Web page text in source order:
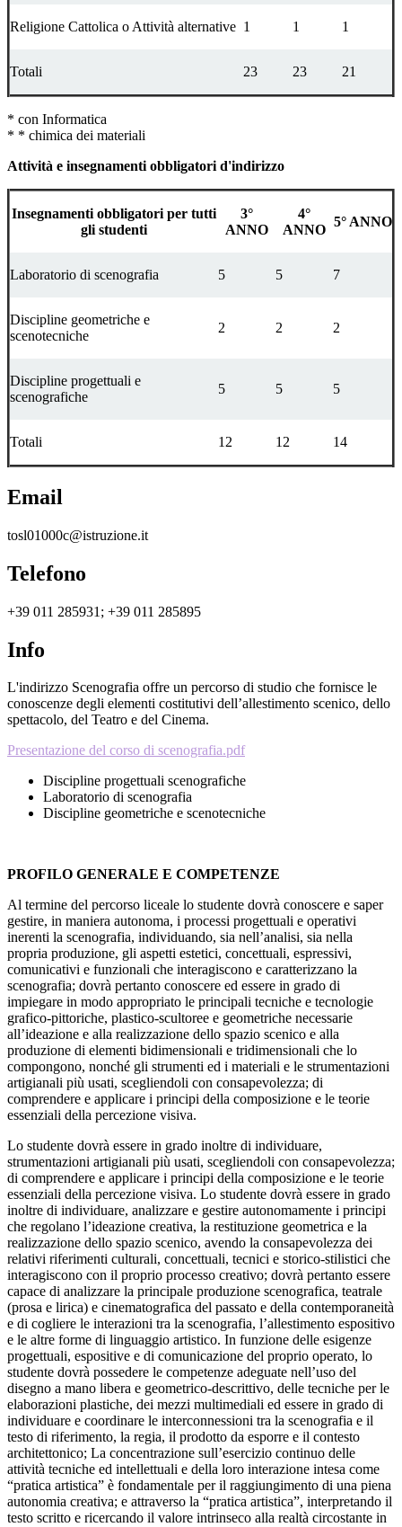
Religione Cattolica o Attività alternative 1 1 1
Totali 23 23 21
* con Informatica
* * chimica dei materiali
Attività e insegnamenti obbligatori d'indirizzo
Insegnamenti obbligatori per tutti
gli studenti
3°
ANNO
4°
ANNO
5° ANNO
Laboratorio di scenografia 5 5 7
Discipline geometriche e
scenotecniche
2 2 2
Discipline progettuali e
scenografiche
5 5 5
Totali 12 12 14
Email
tosl01000c@istruzione.it
Telefono
+39 011 285931; +39 011 285895
Info
L'indirizzo Scenografia offre un percorso di studio che fornisce le
conoscenze degli elementi costitutivi dell’allestimento scenico, dello
spettacolo, del Teatro e del Cinema.
Presentazione del corso di scenografia.pdf
Discipline progettuali scenografiche
Laboratorio di scenografia
Discipline geometriche e scenotecniche
PROFILO GENERALE E COMPETENZE
Al termine del percorso liceale lo studente dovrà conoscere e saper
gestire, in maniera autonoma, i processi progettuali e operativi
inerenti la scenografia, individuando, sia nell’analisi, sia nella
propria produzione, gli aspetti estetici, concettuali, espressivi,
comunicativi e funzionali che interagiscono e caratterizzano la
scenografia; dovrà pertanto conoscere ed essere in grado di
impiegare in modo appropriato le principali tecniche e tecnologie
grafico-pittoriche, plastico-scultoree e geometriche necessarie
all’ideazione e alla realizzazione dello spazio scenico e alla
produzione di elementi bidimensionali e tridimensionali che lo
compongono, nonché gli strumenti ed i materiali e le strumentazioni
artigianali più usati, scegliendoli con consapevolezza; di
comprendere e applicare i principi della composizione e le teorie
essenziali della percezione visiva.
Lo studente dovrà essere in grado inoltre di individuare,
strumentazioni artigianali più usati, scegliendoli con consapevolezza;
di comprendere e applicare i principi della composizione e le teorie
essenziali della percezione visiva. Lo studente dovrà essere in grado
inoltre di individuare, analizzare e gestire autonomamente i principi
che regolano l’ideazione creativa, la restituzione geometrica e la
realizzazione dello spazio scenico, avendo la consapevolezza dei
relativi riferimenti culturali, concettuali, tecnici e storico-stilistici che
interagiscono con il proprio processo creativo; dovrà pertanto essere
capace di analizzare la principale produzione scenografica, teatrale
(prosa e lirica) e cinematografica del passato e della contemporaneità
e di cogliere le interazioni tra la scenografia, l’allestimento espositivo
e le altre forme di linguaggio artistico. In funzione delle esigenze
progettuali, espositive e di comunicazione del proprio operato, lo
studente dovrà possedere le competenze adeguate nell’uso del
disegno a mano libera e geometrico-descrittivo, delle tecniche per le
elaborazioni plastiche, dei mezzi multimediali ed essere in grado di
individuare e coordinare le interconnessioni tra la scenografia e il
testo di riferimento, la regia, il prodotto da esporre e il contesto
architettonico; La concentrazione sull’esercizio continuo delle
attività tecniche ed intellettuali e della loro interazione intesa come
“pratica artistica” è fondamentale per il raggiungimento di una piena
autonomia creativa; e attraverso la “pratica artistica”, interpretando il
testo scritto e ricercando il valore intrinseco alla realtà circostante in